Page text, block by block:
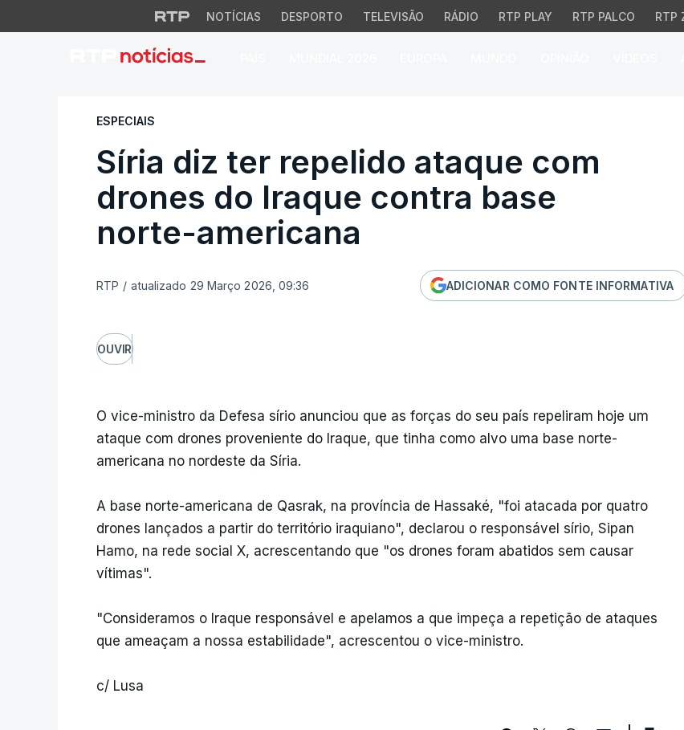
NOTÍCIAS DESPORTO TELEVISÃO RÁDIO RTP PLAY RTP PALCO RTP
Síria diz ter repelido ataque com
ESPECIAIS
Síria diz ter repelido ataque com
drones do Iraque contra base
norte-americana
RTP / atualizado 29 Março 2026, 09:36 ADICIONAR COMO FONTE INFORMATIVA
OUVIR
O vice-ministro da Defesa sírio anunciou que as forças do seu país repeliram hoje um
ataque com drones proveniente do Iraque, que tinha como alvo uma base norte-
americana no nordeste da Síria.
A base norte-americana de Qasrak, na província de Hassaké, "foi atacada por quatro
drones lançados a partir do território iraquiano", declarou o responsável sírio, Sipan
Hamo, na rede social X, acrescentando que "os drones foram abatidos sem causar
vítimas".
"Consideramos o Iraque responsável e apelamos a que impeça a repetição de ataques
que ameaçam a nossa estabilidade", acrescentou o vice-ministro.
c/ Lusa